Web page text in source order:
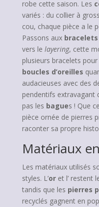
robe cette saison. Les
variés : du collier à
cou, chaque pièce a le
Passons aux bracelets
vers le layering, cette
plusieurs bracelets
boucles d’oreilles
audacieuses avec des
pendentifs extravagant
pas les bagues ! Que
pièce ornée de pierres
raconter sa propre
Matériaux
Les matériaux utilisés
styles. L’oret l’restent
tandis que les pierres
recyclés gagnent en